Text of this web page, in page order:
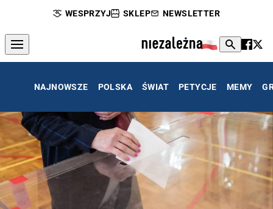
WESPRZYJ SKLEP NEWSLETTER
NAJNOWSZE POLSKA ŚWIAT PETYCJE MEMY